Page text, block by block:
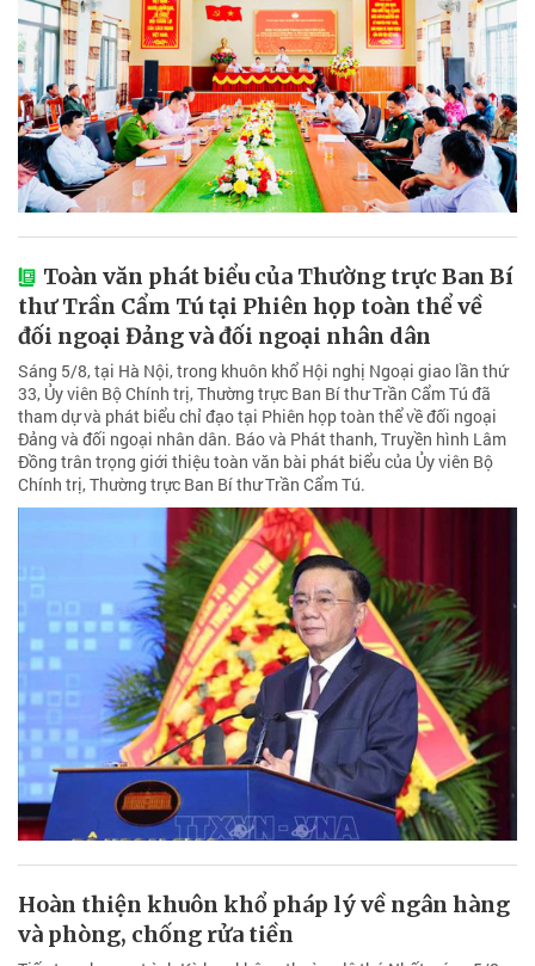
Toàn văn phát biểu của Thường trực Ban Bí
thư Trần Cẩm Tú tại Phiên họp toàn thể về
đối ngoại Đảng và đối ngoại nhân dân
Sáng 5/8, tại Hà Nội, trong khuôn khổ Hội nghị Ngoại giao lần thứ
33, Ủy viên Bộ Chính trị, Thường trực Ban Bí thư Trần Cẩm Tú đã
tham dự và phát biểu chỉ đạo tại Phiên họp toàn thể về đối ngoại
Đảng và đối ngoại nhân dân. Báo và Phát thanh, Truyền hình Lâm
Đồng trân trọng giới thiệu toàn văn bài phát biểu của Ủy viên Bộ
Chính trị, Thường trực Ban Bí thư Trần Cẩm Tú.
Hoàn thiện khuôn khổ pháp lý về ngân hàng
và phòng, chống rửa tiền